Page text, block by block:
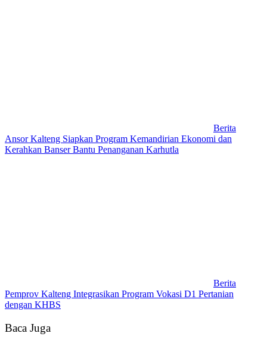
Berita
Ansor Kalteng Siapkan Program Kemandirian Ekonomi dan
Kerahkan Banser Bantu Penanganan Karhutla
Berita
Pemprov Kalteng Integrasikan Program Vokasi D1 Pertanian
dengan KHBS
Baca Juga